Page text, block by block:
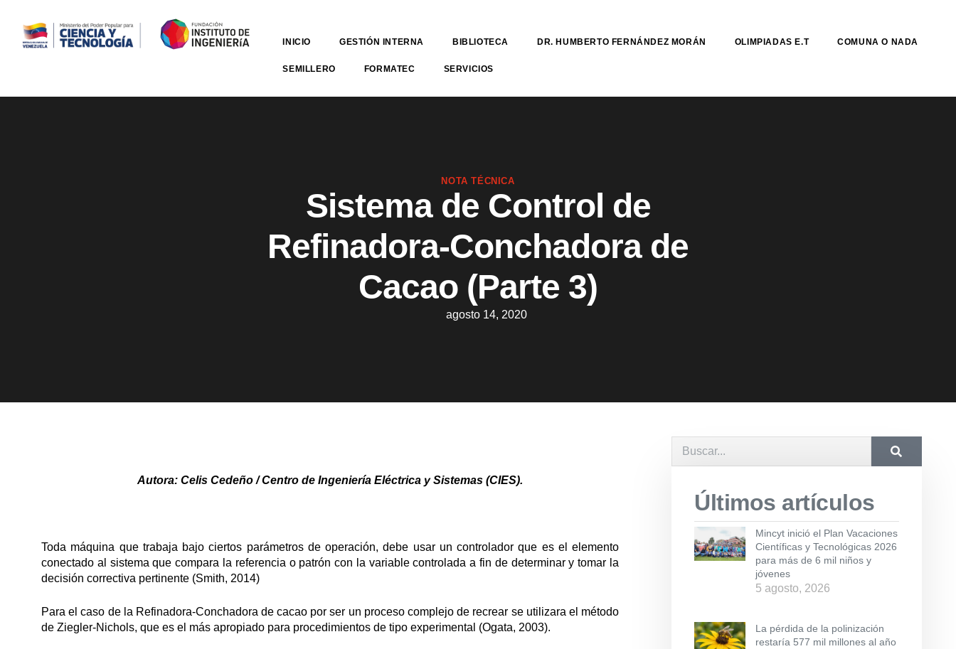
INICIO GESTIÓN INTERNA BIBLIOTECA DR. HUMBERTO FERNÁNDEZ MORÁN OLIMPIADAS E.T COMUNA O NADA
SEMILLERO FORMATEC SERVICIOS
NOTA TÉCNICA
Sistema de Control de
Refinadora-Conchadora de
Cacao (Parte 3)
agosto 14, 2020
Autora: Celis Cedeño / Centro de Ingeniería Eléctrica y Sistemas (CIES).
Toda máquina que trabaja bajo ciertos parámetros de operación, debe usar un controlador que es el elemento
conectado al sistema que compara la referencia o patrón con la variable controlada a fin de determinar y tomar la
decisión correctiva pertinente (Smith, 2014)
Para el caso de la Refinadora-Conchadora de cacao por ser un proceso complejo de recrear se utilizara el método
de Ziegler-Nichols, que es el más apropiado para procedimientos de tipo experimental (Ogata, 2003).
Últimos artículos
Mincyt inició el Plan Vacaciones
Científicas y Tecnológicas 2026
para más de 6 mil niños y
jóvenes
5 agosto, 2026
La pérdida de la polinización
restaría 577 mil millones al año